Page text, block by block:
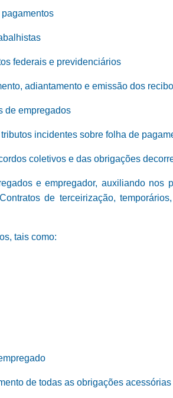
federais e previdenciários
adiantamento e emissão dos
de empregados
incidentes sobre folha de
coletivos e das obrigações
e empregador, auxiliando nos
de terceirização,
tais como:
de todas as obrigações acessórias